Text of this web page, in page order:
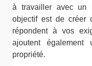
à travailler avec un
objectif est de créer
répondent à vos
ajoutent
propriété.